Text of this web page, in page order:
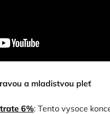
a mladistvou pleť
6%: Tento vysoce